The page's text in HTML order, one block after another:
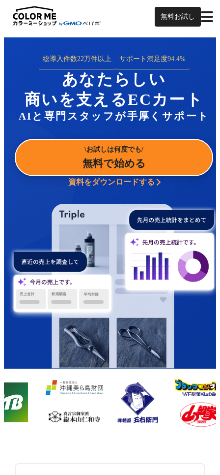
無料お試し
総導入件数22万件以上 サポート満足度94.4%
あなたらしい
商いを支えるECカート
AIと専門スタッフが手厚くサポート
お試しは何度でも
無料で始める
資料をダウンロードする